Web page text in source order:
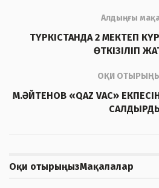
Алдыңғы
ТҮРКІСТАНДА 2 МЕКТЕП
ӨТКІЗІЛІП
ОҚИ
М.ӘЙТЕНОВ «QAZ VAC»
Оқи отырыңызМақалалар